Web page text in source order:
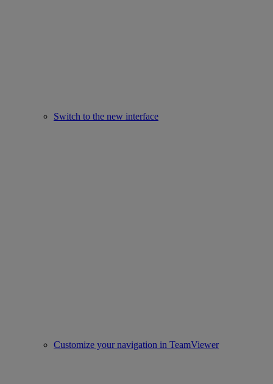
Switch to the new interface
Customize your navigation in TeamViewer